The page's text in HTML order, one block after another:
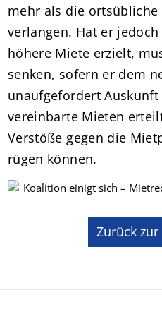
mehr als die
verlangen. Hat er
höhere Miete erzielt,
senken, sofern er dem
unaufgefordert
vereinbarte Mieten
Verstöße gegen die
rügen können.
Zurück